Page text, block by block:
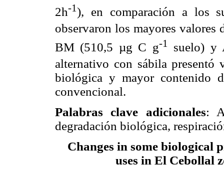
2h-1), en comparación a los
observaron los mayores
BM (510,5 µg C g-1
suelo) y
alternativo con sábila presentó
biológica y mayor contenido
convencional.
Palabras clave adicionales:
degradación biológica,
Changes in some biological
uses in El Cebollal